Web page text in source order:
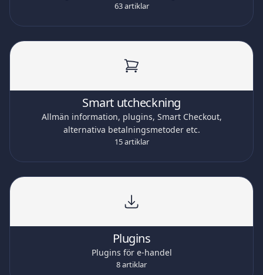
63 artiklar
Smart utcheckning
Allmän information, plugins, Smart Checkout,
alternativa betalningsmetoder etc.
15 artiklar
Plugins
Plugins för e-handel
8 artiklar